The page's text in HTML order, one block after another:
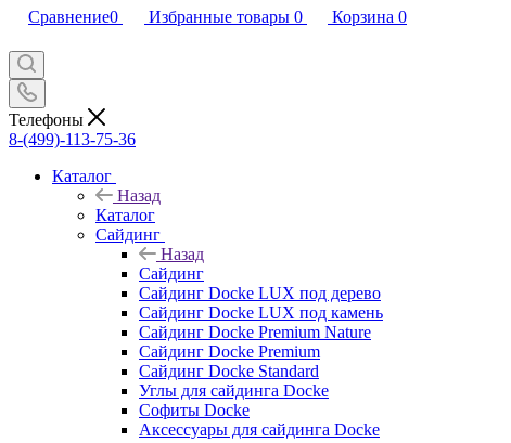
Сравнение0 Избранные товары 0 Корзина 0
Телефоны
8-(499)-113-75-36
Каталог
Назад
Каталог
Сайдинг
Назад
Сайдинг
Сайдинг Docke LUX под дерево
Сайдинг Docke LUX под камень
Сайдинг Docke Premium Nature
Сайдинг Docke Premium
Сайдинг Docke Standard
Углы для сайдинга Docke
Софиты Docke
Аксессуары для сайдинга Docke